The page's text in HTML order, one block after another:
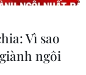
Vì sao
ngôi